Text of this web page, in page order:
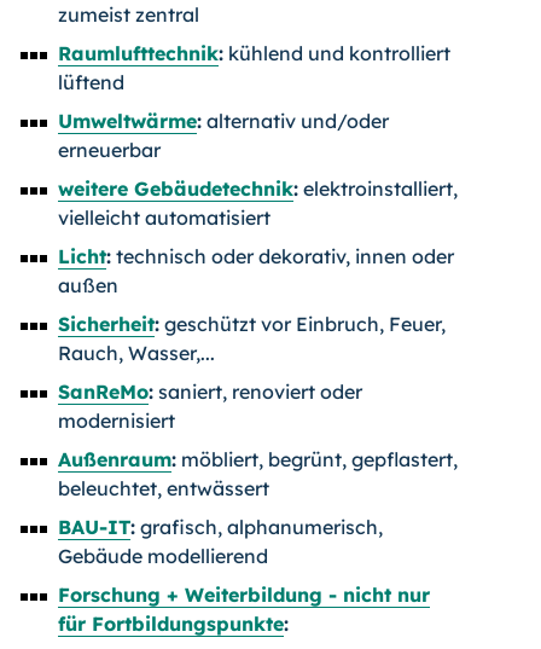
zumeist zentral
Raumlufttechnik: kühlend und kontrolliert
lüftend
Umweltwärme: alternativ und/oder
erneuerbar
weitere Gebäudetechnik: elektroinstalliert,
vielleicht automatisiert
Licht: technisch oder dekorativ, innen oder
außen
Sicherheit: geschützt vor Einbruch, Feuer,
Rauch, Wasser,...
SanReMo: saniert, renoviert oder
modernisiert
Außenraum: möbliert, begrünt, gepflastert,
beleuchtet, entwässert
BAU-IT: grafisch, alphanumerisch,
Gebäude modellierend
Forschung + Weiterbildung - nicht nur
für Fortbildungspunkte: